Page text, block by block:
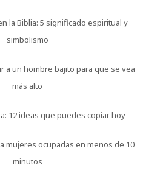
la Biblia: 5 significado espiritual y
simbolismo
a un hombre bajito para que se vea
más alto
12 ideas que puedes copiar hoy
mujeres ocupadas en menos de 10
minutos